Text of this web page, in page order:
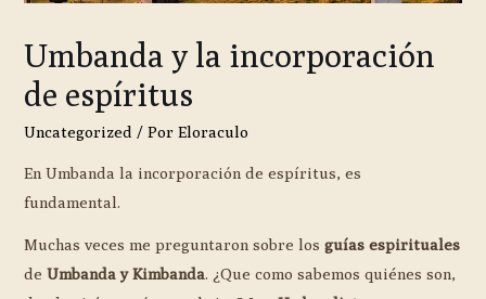
Umbanda y la incorporación
de espíritus
Uncategorized / PorEloraculo
En Umbanda la incorporación de espíritus, es
fundamental.
Muchas veces me preguntaron sobre losguías espirituales
deUmbanda y Kimbanda. ¿Que como sabemos quiénes son,